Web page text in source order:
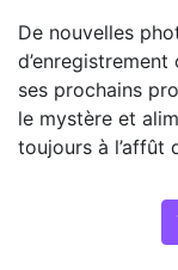
De nouvelles
ses prochains
le mystère et
toujours à l’affût